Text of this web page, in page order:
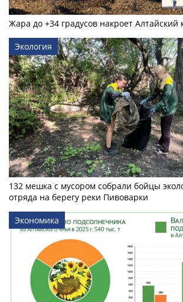
Жара до +34 градусов накроет Алтайский
Экология
132 мешка с мусором собрали бойцы
отряда на берегу реки Пивоварки
Экономика